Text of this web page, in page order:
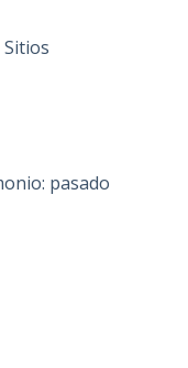
Sitios
pasado